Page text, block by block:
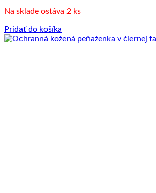
Na sklade ostáva 2 ks
Pridať do košíka